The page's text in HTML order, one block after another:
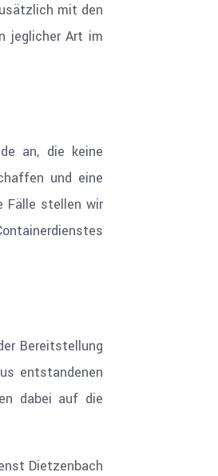
mit den
jeglicher Art im
an, die keine
und eine
Fälle stellen wir
Bereitstellung
entstandenen
dabei auf die
Dietzenbach